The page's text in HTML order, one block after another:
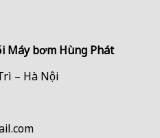
Máy bơm Hùng Phát
– Hà Nội